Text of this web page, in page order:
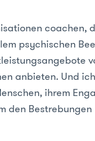
coachen,
psychischen
anbieten. Und
ihrem
den